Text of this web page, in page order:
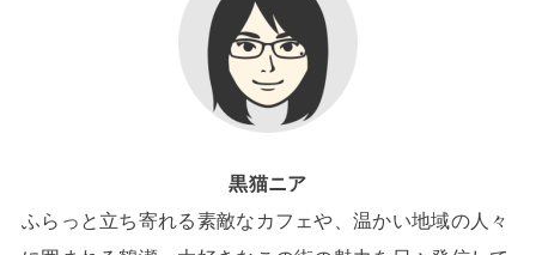
黒猫ニア
ふらっと立ち寄れる素敵なカフェや、温かい地域の人々